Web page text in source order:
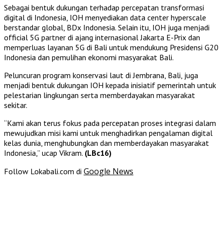
Sebagai bentuk dukungan terhadap percepatan transformasi
digital di Indonesia, IOH menyediakan data center hyperscale
berstandar global, BDx Indonesia. Selain itu, IOH juga menjadi
official 5G partner di ajang internasional Jakarta E-Prix dan
memperluas layanan 5G di Bali untuk mendukung Presidensi G20
Indonesia dan pemulihan ekonomi masyarakat Bali.
Peluncuran program konservasi laut di Jembrana, Bali, juga
menjadi bentuk dukungan IOH kepada inisiatif pemerintah untuk
pelestarian lingkungan serta memberdayakan masyarakat
sekitar.
“Kami akan terus fokus pada percepatan proses integrasi dalam
mewujudkan misi kami untuk menghadirkan pengalaman digital
kelas dunia, menghubungkan dan memberdayakan masyarakat
Indonesia,” ucap Vikram. (LBc16)
Follow Lokabali.com di Google News